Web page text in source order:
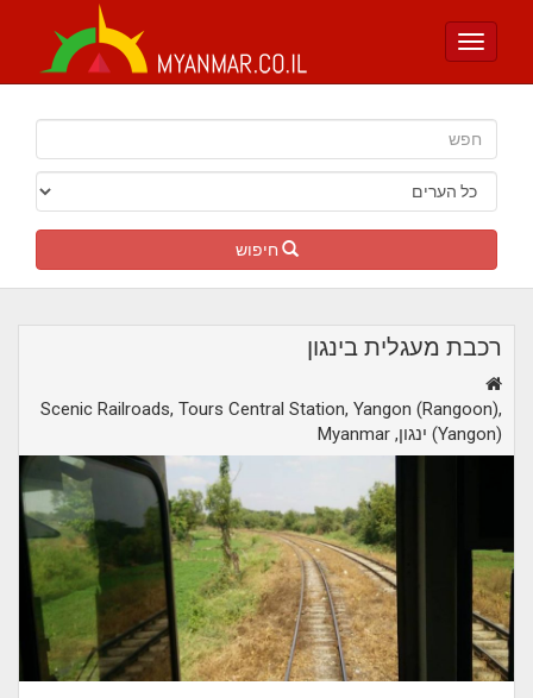
Toggle
חיפוש
רכבת מעגלית בינגון
Scenic Railroads, Tours Central Station, Yangon (Rangoon),
Myanmar
,ינגון (Yangon)